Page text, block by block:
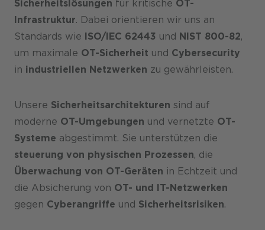
Sicherheitslösungen für kritische OT-
Infrastruktur. Dabei orientieren wir uns an
Standards wie ISO/IEC 62443 und NIST 800-82,
um maximale OT-Sicherheit und Cybersecurity
in industriellen Netzwerken zu gewährleisten.
Unsere Sicherheitsarchitekturen sind auf
moderne OT-Umgebungen und vernetzte OT-
Systeme abgestimmt. Sie unterstützen die
steuerung von physischen Prozessen, die
Überwachung von OT-Geräten in Echtzeit und
die Absicherung von OT- und IT-Netzwerken
gegen Cyberangriffe und Sicherheitsrisiken.